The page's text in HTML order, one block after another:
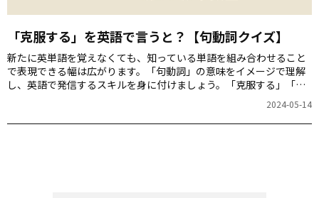
「克服する」を英語で言うと？【句動詞クイズ】
新たに英単語を覚えなくても、知っている単語を組み合わせること
で表現できる幅は広がります。「句動詞」の意味をイメージで理解
し、英語で発信するスキルを身に付けましょう。「克服する」「侵
2024-05-14